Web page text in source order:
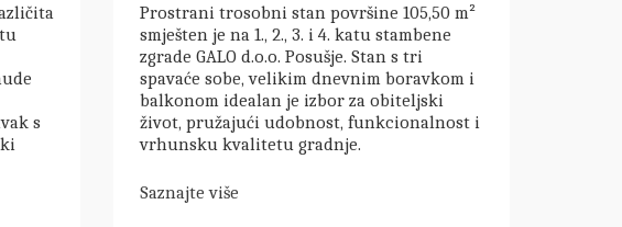
s
Prostrani trosobni stan površine 105,50 m²
smješten je na 1., 2., 3. i 4. katu stambene
zgrade GALO d.o.o. Posušje. Stan s tri
spavaće sobe, velikim dnevnim boravkom i
balkonom idealan je izbor za obiteljski
život, pružajući udobnost, funkcionalnost i
vrhunsku kvalitetu gradnje.
Saznajte više